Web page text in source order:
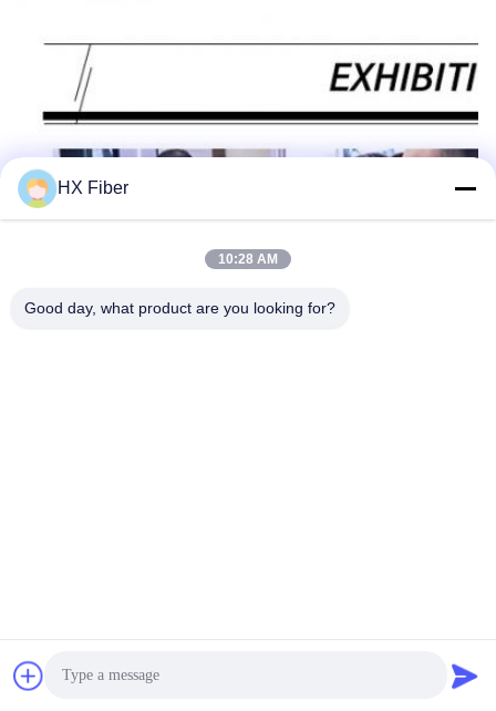
HX Fiber
10:28 AM
Good day, what product are you looking for?